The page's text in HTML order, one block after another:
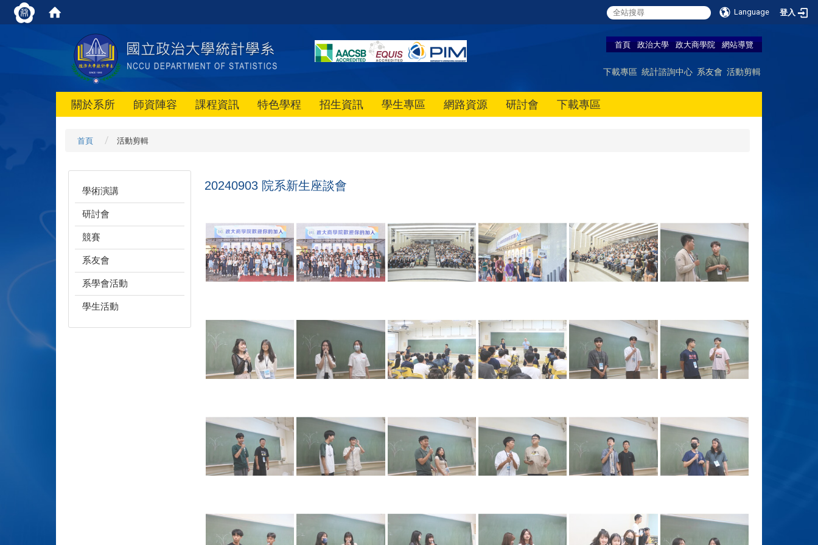
Language 登入
首頁 政治大學 政大商學院 網站導覽
下載專區 統計諮詢中心 系友會 活動剪輯
關於系所 師資陣容 課程資訊 特色學程 招生資訊 學生專區 網路資源 研討會 下載專區
首頁 活動剪輯
學術演講
研討會
競賽
系友會
系學會活動
學生活動
20240903 院系新生座談會